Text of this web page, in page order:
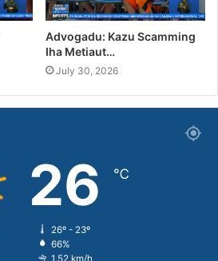
Advogadu: Kazu Scamming
Iha Metiaut…
July 30, 2026
26 ℃
26º - 23º
66%
1.52 km/h